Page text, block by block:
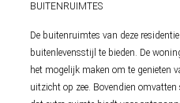
BUITENRUIMTES
De buitenruimtes van deze
buitenlevensstijl te bieden. De
het mogelijk maken om te genieten
uitzicht op zee. Bovendien